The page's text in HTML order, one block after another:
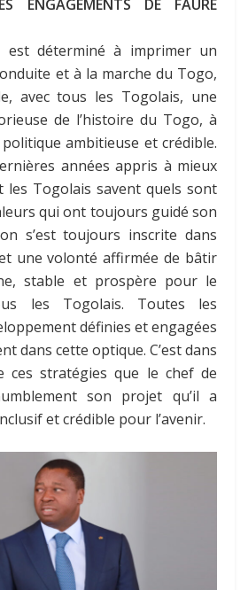
ENGAGEMENTS DE FAURE
est déterminé à imprimer un
et à la marche du Togo,
avec tous les Togolais, une
de l’histoire du Togo, à
ambitieuse et crédible.
années appris à mieux
les Togolais savent quels sont
qui ont toujours guidé son
s’est toujours inscrite dans
une volonté affirmée de bâtir
stable et prospère pour le
les Togolais. Toutes les
définies et engagées
dans cette optique. C’est dans
ces stratégies que le chef de
son projet qu’il a
et crédible pour l’avenir.